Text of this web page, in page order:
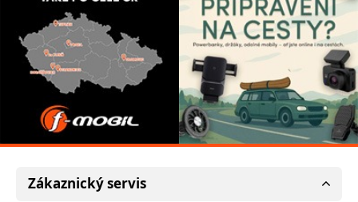
Zákaznický servis